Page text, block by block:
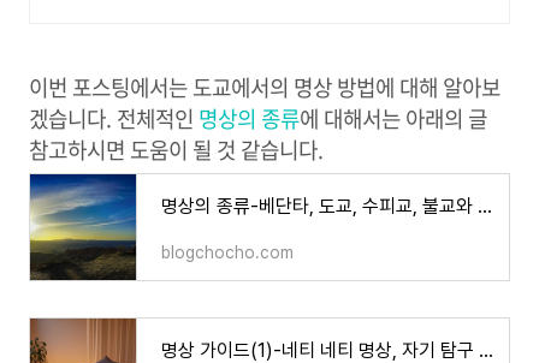
이번 포스팅에서는 도교에서의 명상 방법에 대해 알아보
겠습니다. 전체적인 명상의 종류에 대해서는 아래의 글
참고하시면 도움이 될 것 같습니다.
명상의 종류-베단타, 도교, 수피교, 불교와 선불교, 요가
blogchocho.com
명상 가이드(1)-네티 네티 명상, 자기 탐구 명상 방법